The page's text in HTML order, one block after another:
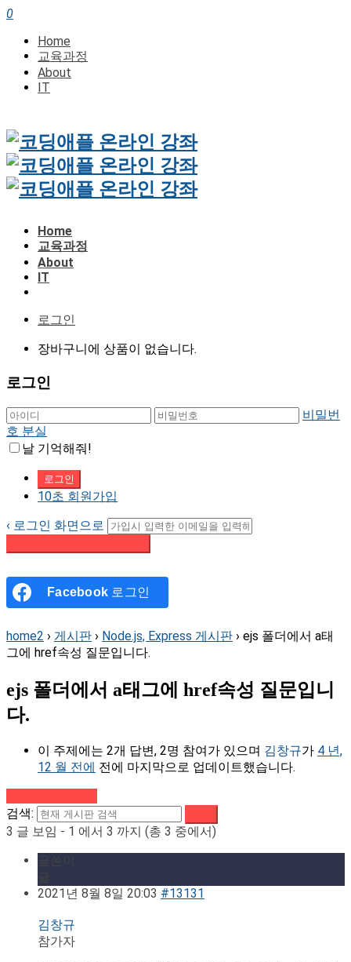
0
Home
교육과정
About
IT
Home
교육과정
About
IT
로그인
장바구니에 상품이 없습니다.
로그인
비밀번
호 분실
날 기억해줘!
10초 회원가입
‹ 로그인 화면으로
Facebook 로그인
home2 › 게시판 › Node.js, Express 게시판 › ejs 폴더에서 a태
그에 href속성 질문입니다.
ejs 폴더에서 a태그에 href속성 질문입니
다.
이 주제에는 2개 답변, 2명 참여가 있으며 김창규가 4 년,
12 월 전에 전에 마지막으로 업데이트했습니다.
검색:
3 글 보임 - 1 에서 3 까지 (총 3 중에서)
2021년 8월 8일 20:03 #13131
김창규
참가자